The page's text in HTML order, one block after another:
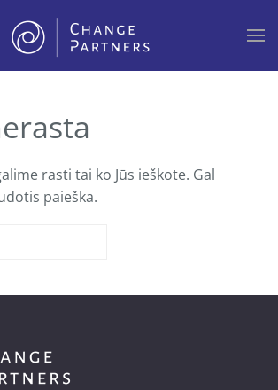
rasti tai ko Jūs ieškote. Gal
paieška.